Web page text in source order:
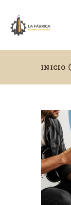
INICIO
ESCUELA
BLOG